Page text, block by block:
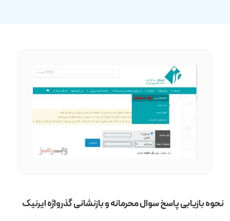
نحوه بازیابی پاسخ سوال محرمانه و بازنشانی گذرواژه ایرنیک